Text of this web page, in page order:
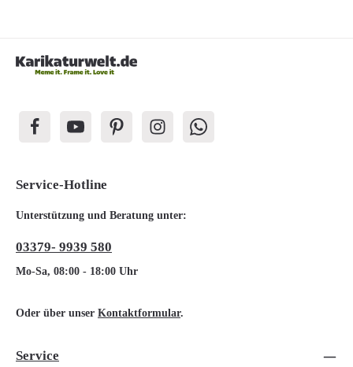
Service-Hotline
Unterstützung und Beratung unter:
03379- 9939 580
Mo-Sa, 08:00 - 18:00 Uhr
Oder über unser Kontaktformular.
Service